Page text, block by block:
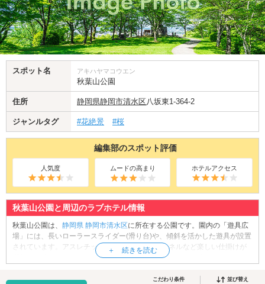
スポット名 アキハヤマコウエン
秋葉山公園
住所 静岡県静岡市清水区八坂東1-364-2
ジャンルタグ #花絶景 #桜
編集部のスポット評価
人気度 ムードの高まり ホテルアクセス
秋葉山公園と周辺のラブホテル情報
秋葉山公園は、 静岡県 静岡市清水区に所在する公園です。園内の「遊具広
場」には、長いローラースライダー(滑り台)や、傾斜を活かした遊具が設置
されています。アスレチック遊具には吊橋やトンネルなど楽しい仕掛けが
満載で、子どもたちにとっては遊びごたえ抜群です。その他、「ちびっこ
日の園内は家族連れで賑わっています。公園は小高い丘の上にあり、清水
こだわり条件 並び替え